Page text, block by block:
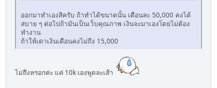
ออกมาทำเองสิครับ ถ้าทำได้ขนาดนั้น เดือนละ 50,000 คงได้
สบาย ๆ ต่อไปถ้ามันเป็นเว็บคุณภาพ เงินจะมาเองโดยไม่ต้อง
ทำงาน
ถ้าให้เดาเงินเดือนคงไม่ถึง 15,000
ไม่ถึงหรอกค่ะ แค่ 10k เองพูดละเส้า